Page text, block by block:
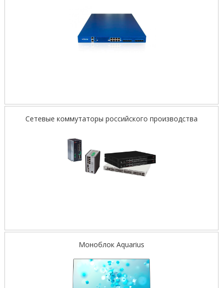
Сетевые коммутаторы российского производства
Моноблок Aquarius